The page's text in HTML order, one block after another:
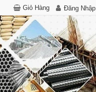
Giỏ Hàng Đăng Nhập